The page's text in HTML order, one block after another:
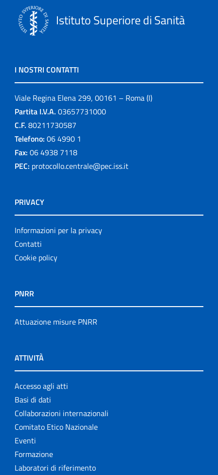
Istituto Superiore di Sanità
I NOSTRI CONTATTI
Viale Regina Elena 299, 00161 – Roma (I)
Partita I.V.A. 03657731000
C.F. 80211730587
Telefono: 06 4990 1
Fax: 06 4938 7118
PEC: protocollo.centrale@pec.iss.it
PRIVACY
Informazioni per la privacy
Contatti
Cookie policy
PNRR
Attuazione misure PNRR
ATTIVITÀ
Accesso agli atti
Basi di dati
Collaborazioni internazionali
Comitato Etico Nazionale
Eventi
Formazione
Laboratori di riferimento